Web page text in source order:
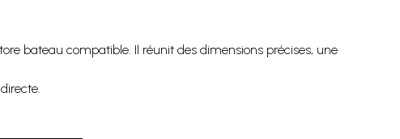
bateau compatible. Il réunit des dimensions précises, une